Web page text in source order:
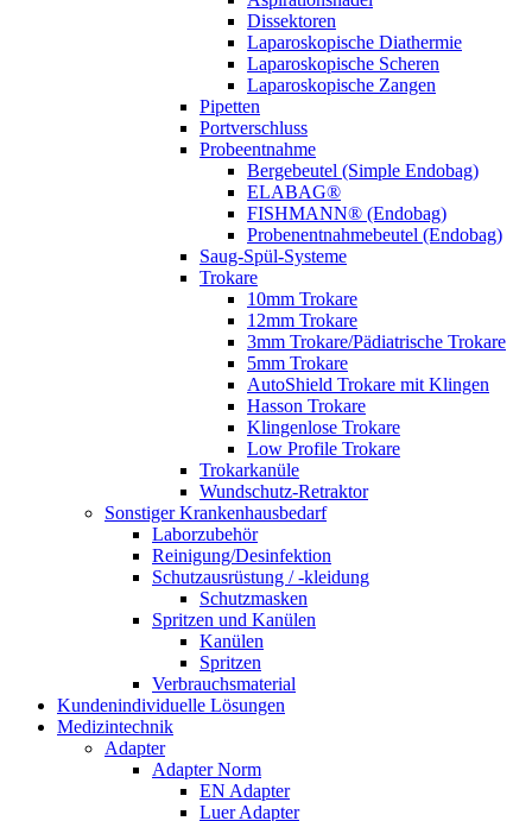
Dissektoren
Laparoskopische Diathermie
Laparoskopische Scheren
Laparoskopische Zangen
Pipetten
Portverschluss
Probeentnahme
Bergebeutel (Simple Endobag)
ELABAG®
FISHMANN® (Endobag)
Probenentnahmebeutel (Endobag)
Saug-Spül-Systeme
Trokare
10mm Trokare
12mm Trokare
3mm Trokare/Pädiatrische Trokare
5mm Trokare
AutoShield Trokare mit Klingen
Hasson Trokare
Klingenlose Trokare
Low Profile Trokare
Trokarkanüle
Wundschutz-Retraktor
Sonstiger Krankenhausbedarf
Laborzubehör
Reinigung/Desinfektion
Schutzausrüstung / -kleidung
Schutzmasken
Spritzen und Kanülen
Kanülen
Spritzen
Verbrauchsmaterial
Kundenindividuelle Lösungen
Medizintechnik
Adapter
Adapter Norm
EN Adapter
Luer Adapter